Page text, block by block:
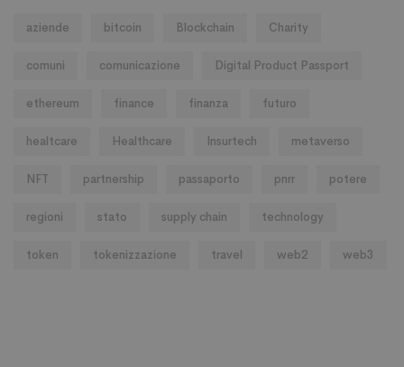
aziende bitcoin Blockchain Charity
comuni comunicazione Digital Product Passport
ethereum finance finanza futuro
healtcare Healthcare Insurtech metaverso
NFT partnership passaporto pnrr potere
regioni stato supply chain technology
token tokenizzazione travel web2 web3